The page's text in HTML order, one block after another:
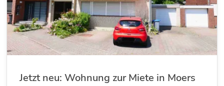
Jetzt neu: Wohnung zur Miete in Moers